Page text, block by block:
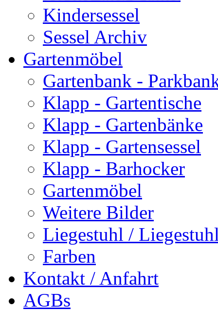
Kindersessel
Sessel Archiv
Gartenmöbel
Gartenbank -
Klapp - Gartentische
Klapp - Gartenbänke
Klapp - Gartensessel
Klapp - Barhocker
Gartenmöbel
Weitere Bilder
Liegestuhl /
Farben
Kontakt / Anfahrt
AGBs